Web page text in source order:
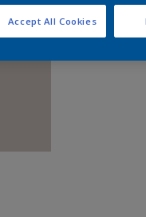
Accept All Cookies